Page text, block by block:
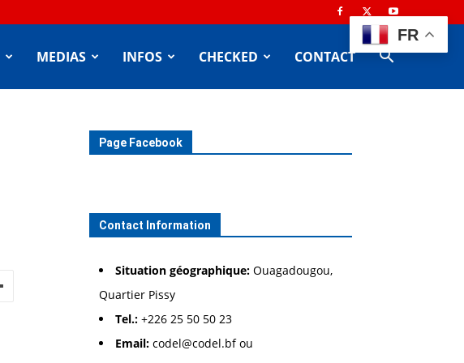
MEDIAS INFOS CHECKED CONTACT
Page Facebook
Contact Information
Situation géographique: Ouagadougou,
Quartier Pissy
Tel.: +226 25 50 50 23
Email: codel@codel.bf ou
FR